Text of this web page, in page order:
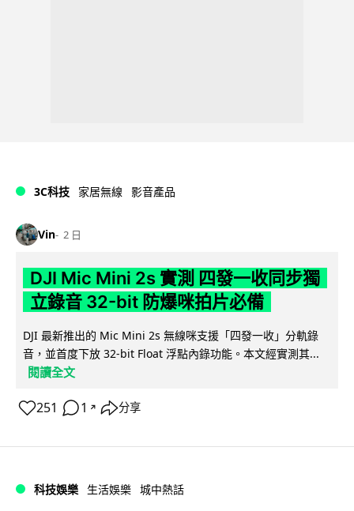
3C科技 家居無線 影音產品
Vin 2 日
DJI Mic Mini 2s 實測 四發一收同步獨
立錄音 32-bit 防爆咪拍片必備
DJI 最新推出的 Mic Mini 2s 無線咪支援「四發一收」分軌錄
音，並首度下放 32-bit Float 浮點內錄功能。本文經實測其...
閱讀全文
251 1 ↗ 分享
科技娛樂 生活娛樂 城中熱話